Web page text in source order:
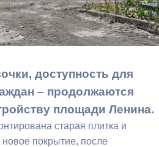
доступность для
– продолжаются
площади Ленина.
старая плитка и
новое покрытие, после